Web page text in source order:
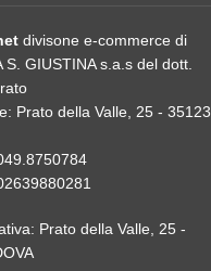
divisone e-commerce di
S. GIUSTINA s.a.s del dott.
Prato della Valle, 25 - 35123
Prato della Valle, 25 -